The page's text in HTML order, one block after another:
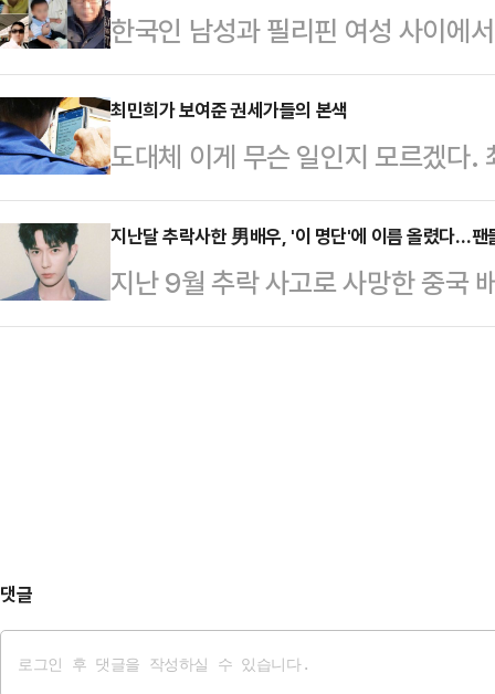
고 반성의 뜻을 나타내고 있다"고
도 프놈펜 인근 칸달주의 한 공사장
태로 발견됐다.캄보디아 현지 경찰
체포했다. 이들은 변씨가 자신들이
던 중 발작을 일으켜 사망했으며 이
지만 시신 발견 …
한국인 남성과 필리핀 여성 사이에
(Kopino)'와 그들의 아버지로 지목
민단체 '양육비를 해결하는 사람들
지난 25일 자신의 소셜미디어
개하며 이들의 소재 파악, 친자 확
고 밝혔다.그는 "2014년에 출생한
있다"면서 한 남성이 코피노 자녀
활동가는 지난…
최민희가 보여준 권세가들의 본색
도대체 이게 무슨 일인지 모르겠다.
회 위원장 얘기다. 국정감사 기간
때문에 열흘이 넘도록 사회적 논란
결혼했었다는 뉴스까지 나오고 있
입니까”라는 물음이 절로 나오게
지난달 추락사한 男배우, '이 명단'에 이름 올렸다…팬
지난 9월 추락 사고로 사망한 중국
이름을 올려 안타까움을 자아내고
댓글